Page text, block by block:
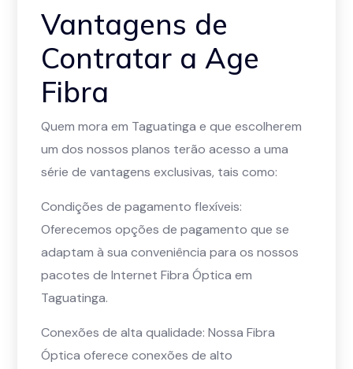
Vantagens de
Contratar a Age
Fibra
Quem mora em Taguatinga e que escolherem
um dos nossos planos terão acesso a uma
série de vantagens exclusivas, tais como:
Condições de pagamento flexíveis:
Oferecemos opções de pagamento que se
adaptam à sua conveniência para os nossos
pacotes de Internet Fibra Óptica em
Taguatinga.
Conexões de alta qualidade: Nossa Fibra
Óptica oferece conexões de alto